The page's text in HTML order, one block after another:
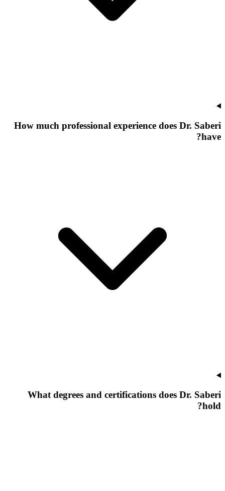
How much professional experience does Dr. Saberi
have?
What degrees and certifications does Dr. Saberi
hold?